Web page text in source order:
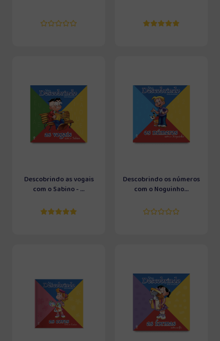
Descobrindo as vogais
com o Sabino - ...
Descobrindo os números
com o Noguinho...